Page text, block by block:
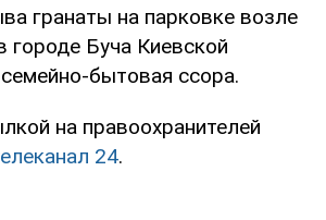
гранаты на парковке возле
городе Буча Киевской
бытовая ссора.
на правоохранителей
24.